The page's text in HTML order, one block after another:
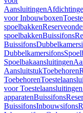
Aansluitingen
voor Inbouwboxen
spoelbakken
spoelbakkenBuissifons
Buissifons
Dubbelkamersifons
Spoelbakaansluitingen
AansluitstukToebehoren
Toebehoren
voor
apparatenBuissifons
BuissifonsInbouwsifons